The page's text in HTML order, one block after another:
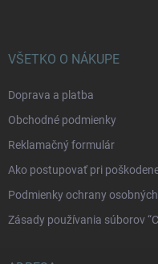
VŠETKO O NÁKUPE
Doprava a platba
Obchodné podmienky
Reklamačný formulár
Ako postupovať pri
Podmienky ochrany
Zásady používania súborov